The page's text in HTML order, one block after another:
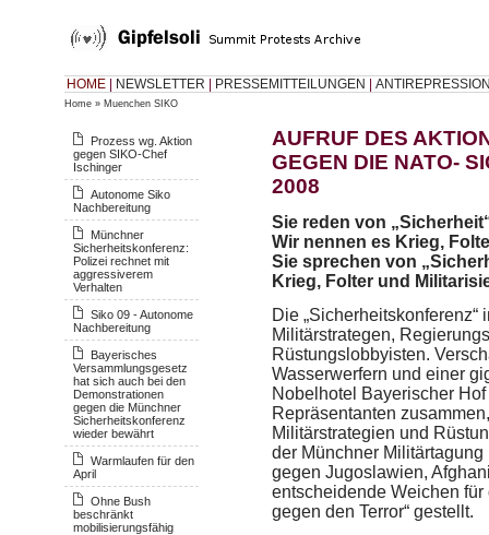
HOME NEWSLETTER PRESSEMITTEILUNGEN
Home » Muenchen SIKO
Prozess wg. Aktion
gegen SIKO-Chef
Ischinger
Autonome Siko
Nachbereitung
Münchner
Sicherheitskonferenz:
Polizei rechnet mit
aggressiverem
Verhalten
Siko 09 - Autonome
Nachbereitung
Bayerisches
Versammlungsgesetz
hat sich auch bei den
Demonstrationen
gegen die Münchner
Sicherheitskonferenz
wieder bewährt
Warmlaufen für den
April
Ohne Bush
beschränkt
mobilisierungsfähig
AUFRUF DES
GEGEN DIE NATO-
2008
Sie reden von
Wir nennen es Krieg,
Sie sprechen von
Krieg, Folter und
Die
Militärstrategen,
Rüstungslobbyisten.
Wasserwerfern und einer
Nobelhotel Bayerischer
Repräsentanten
Militärstrategien und
der Münchner
gegen Jugoslawien,
entscheidende Weichen
gegen den Terror“ gestellt.